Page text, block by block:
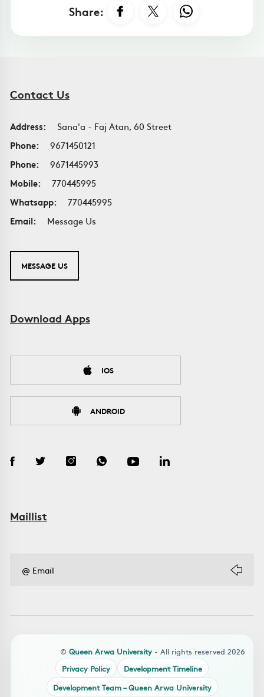
Share:
Contact Us
Address:
Sana'a - Faj Atan, 60 Street
Phone:
9671450121
Phone:
9671445993
Mobile:
770445995
Whatsapp:
770445995
Email:
Message Us
MESSAGE US
Download Apps
IOS
ANDROID
Maillist
© Queen Arwa University - All rights reserved 2026
Privacy Policy
Development Timeline
Development Team – Queen Arwa University